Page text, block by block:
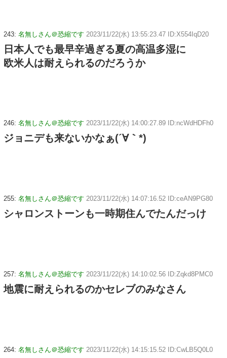
243: 名無しさん＠恐縮です 2023/11/22(水) 13:55:23.47 ID:X554IqD20
日本人でも最早辛過ぎる夏の高温多湿に
欧米人は耐えられるのだろうか
246: 名無しさん＠恐縮です 2023/11/22(水) 14:00:27.89 ID:ncWdHDFh0
ジョニデも来ないかなぁ(´∀｀*)
255: 名無しさん＠恐縮です 2023/11/22(水) 14:07:16.52 ID:ceAN9PG80
シャロンストーンも一時期住んでたんだっけ
257: 名無しさん＠恐縮です 2023/11/22(水) 14:10:02.56 ID:Zqkd8PMC0
地震に耐えられるのかセレブのみなさん
264: 名無しさん＠恐縮です 2023/11/22(水) 14:15:15.52 ID:CwLB5Q0L0